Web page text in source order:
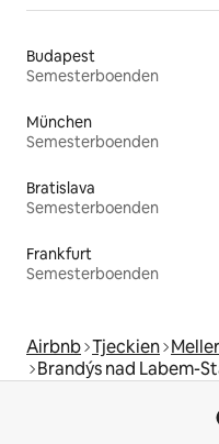
Budapest
Semesterboenden
München
Semesterboenden
Bratislava
Semesterboenden
Frankfurt
Semesterboenden
Airbnb Tjeckien
Brandýs nad Labem-